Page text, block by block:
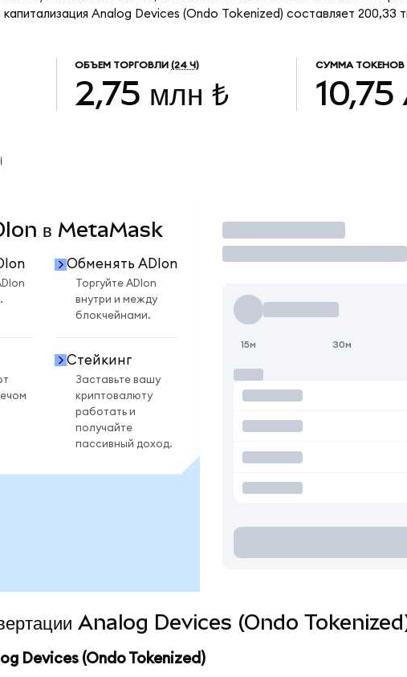
Analog Devices (Ondo Tokenized) составляет 200,33
ОБЪЕМ ТОРГОВЛИ (24 Ч)
2,75 млн ₺
СУММА ТОКЕНОВ
10,75
в MetaMask
Обменять ADIon
Торгуйте ADIon
внутри и между
блокчейнами.
Стейкинг
Заставьте вашу
криптовалюту
работать и
получайте
пассивный доход.
Торговать
15м 30м
Analog Devices (Ondo
Devices (Ondo Tokenized)